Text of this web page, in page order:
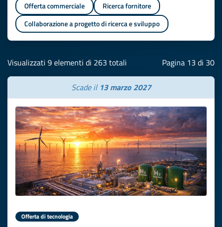
Offerta commerciale
Ricerca fornitore
Collaborazione a progetto di ricerca e sviluppo
Visualizzati 9 elementi di 263 totali Pagina 13 di 30
Scade il 13 marzo 2027
Offerta di tecnologia